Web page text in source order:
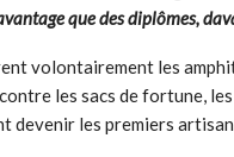
que des diplômes,
volontairement les
les sacs de fortune,
devenir les premiers